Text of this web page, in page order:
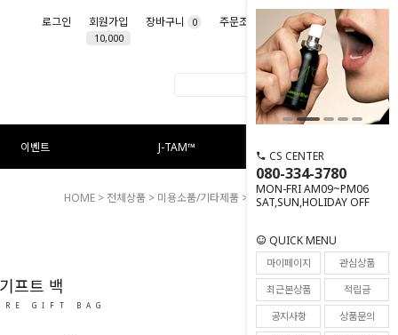
로그인 회원가입
10,000
장바구니 0 주문조회 마이페이지
이벤트 J-TAM™
CS CENTER
080-334-3780
MON-FRI AM09~PM06
SAT,SUN,HOLIDAY OFF
QUICK MENU
마이페이지
관심상품
최근본상품
적립금
공지사항
상품문의
HOME > 전체상품 > 미용소품/기타제품 > 시그니처 기프트 백
5
프트 백
GIFT BAG